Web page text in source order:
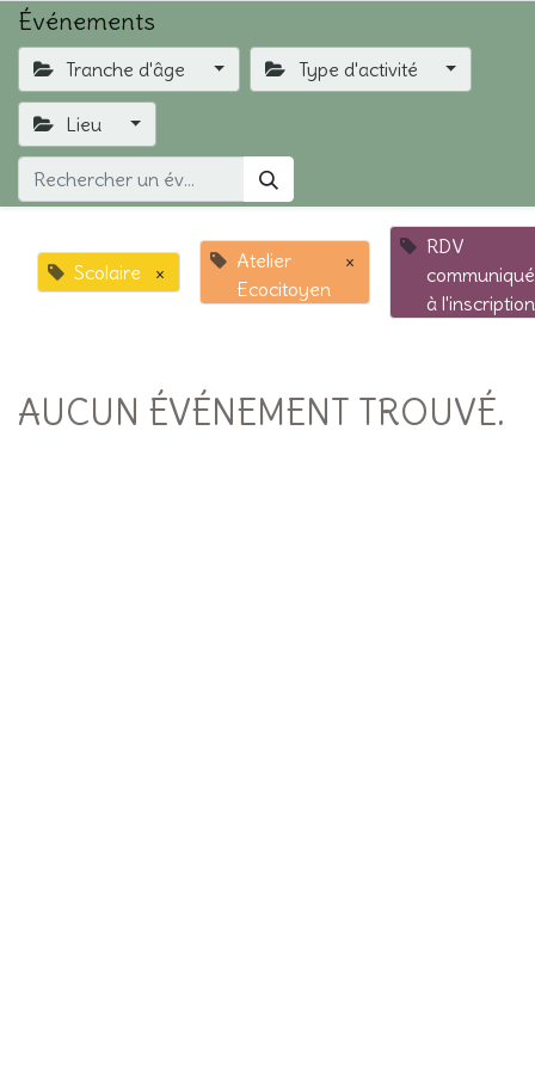
Événements
Tranche d'âge Type d'activité
Lieu
Scolaire ×
Atelier
Ecocitoyen
×
RDV
communiqué
à l'inscription
AUCUN ÉVÉNEMENT TROUVÉ.